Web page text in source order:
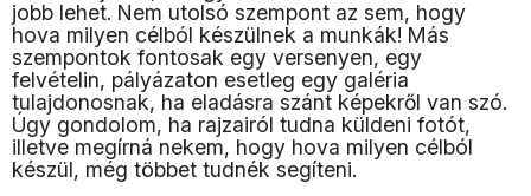
jobb lehet. Nem utolsó szempont az sem, hogy
hova milyen célból készülnek a munkák! Más
szempontok fontosak egy versenyen, egy
felvételin, pályázaton esetleg egy galéria
tulajdonosnak, ha eladásra szánt képekről van szó.
Úgy gondolom, ha rajzairól tudna küldeni fotót,
illetve megírná nekem, hogy hova milyen célból
készül, még többet tudnék segíteni.